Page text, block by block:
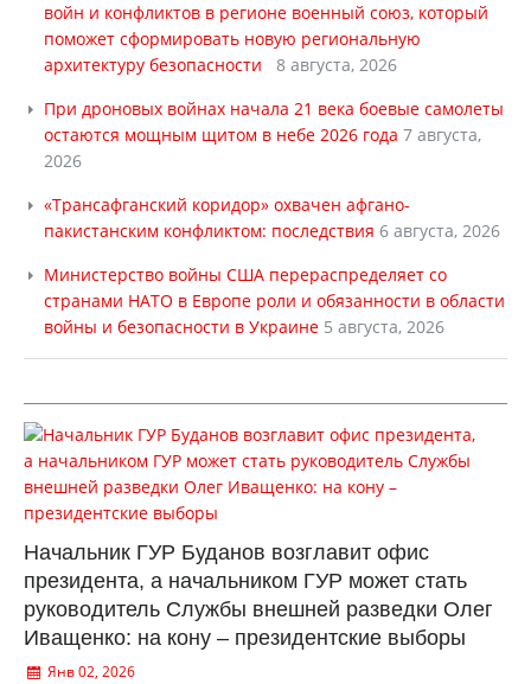
войн и конфликтов в регионе военный союз, который
поможет сформировать новую региональную
архитектуру безопасности
8 августа, 2026
При дроновых войнах начала 21 века боевые самолеты
остаются мощным щитом в небе 2026 года 7 августа,
2026
«Трансафганский коридор» охвачен афгано-
пакистанским конфликтом: последствия 6 августа, 2026
Министерство войны США перераспределяет со
странами НАТО в Европе роли и обязанности в области
войны и безопасности в Украине 5 августа, 2026
Начальник ГУР Буданов возглавит офис
президента, а начальником ГУР может стать
руководитель Службы внешней разведки Олег
Иващенко: на кону – президентские выборы
Янв 02, 2026